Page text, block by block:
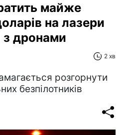
майже
на лазери
з дронами
2 хв
розгорнути
безпілотників